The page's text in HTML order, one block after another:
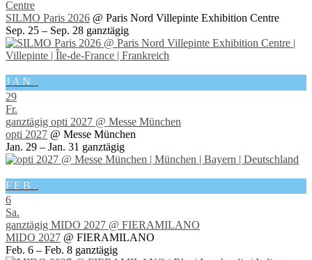
Centre
SILMO Paris 2026 @ Paris Nord Villepinte Exhibition Centre
Sep. 25 – Sep. 28 ganztägig
JAN.
29
Fr.
ganztägig opti 2027 @ Messe München
opti 2027 @ Messe München
Jan. 29 – Jan. 31 ganztägig
FEB.
6
Sa.
ganztägig MIDO 2027 @ FIERAMILANO
MIDO 2027 @ FIERAMILANO
Feb. 6 – Feb. 8 ganztägig